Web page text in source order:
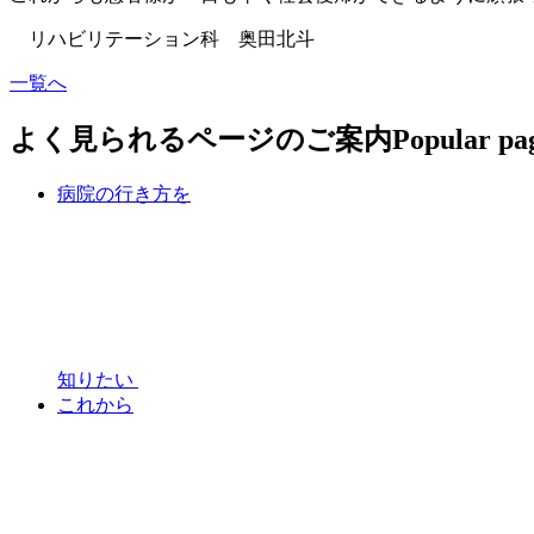
リハビリテーション科 奥田北斗
一覧へ
よく見られるページのご案内Popular
病院の行き方を
知りたい
これから